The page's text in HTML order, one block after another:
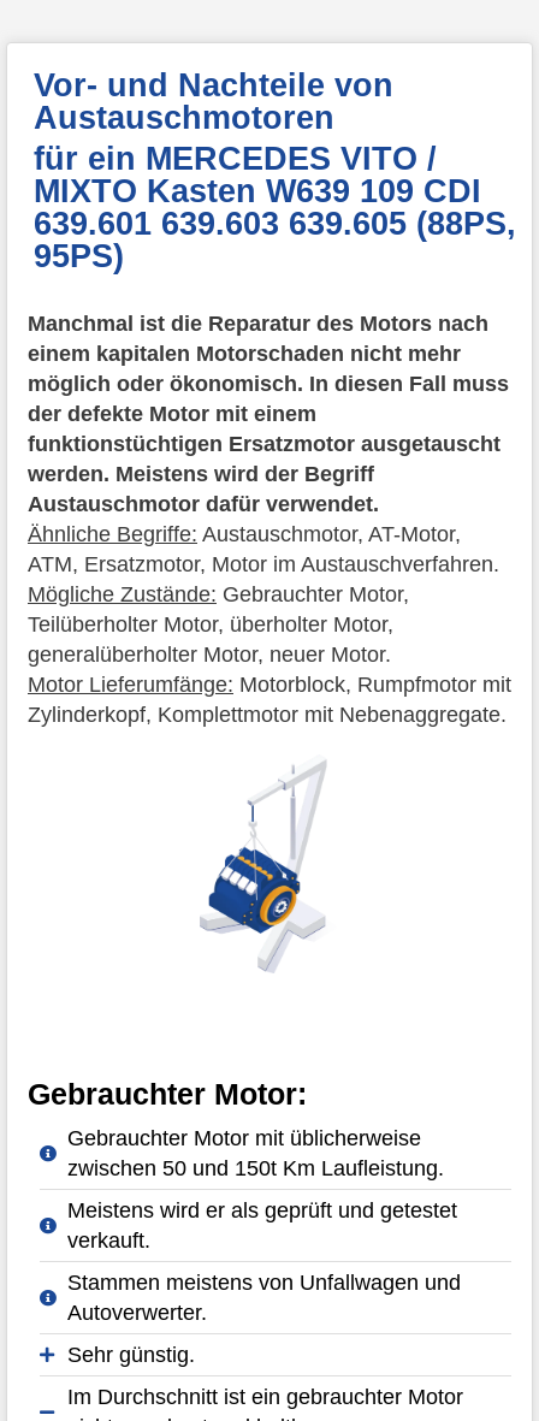
Vor- und Nachteile von
Austauschmotoren
für ein MERCEDES VITO /
MIXTO Kasten W639 109 CDI
639.601 639.603 639.605 (88PS,
95PS)
Manchmal ist die Reparatur des Motors nach
einem kapitalen Motorschaden nicht mehr
möglich oder ökonomisch. In diesen Fall muss
der defekte Motor mit einem
funktionstüchtigen Ersatzmotor ausgetauscht
werden. Meistens wird der Begriff
Austauschmotor dafür verwendet.
Ähnliche Begriffe: Austauschmotor, AT-Motor,
ATM, Ersatzmotor, Motor im Austauschverfahren.
Mögliche Zustände: Gebrauchter Motor,
Teilüberholter Motor, überholter Motor,
generalüberholter Motor, neuer Motor.
Motor Lieferumfänge: Motorblock, Rumpfmotor mit
Zylinderkopf, Komplettmotor mit Nebenaggregate.
Gebrauchter Motor:
Gebrauchter Motor mit üblicherweise
zwischen 50 und 150t Km Laufleistung.
Meistens wird er als geprüft und getestet
verkauft.
Stammen meistens von Unfallwagen und
Autoverwerter.
Sehr günstig.
Im Durchschnitt ist ein gebrauchter Motor